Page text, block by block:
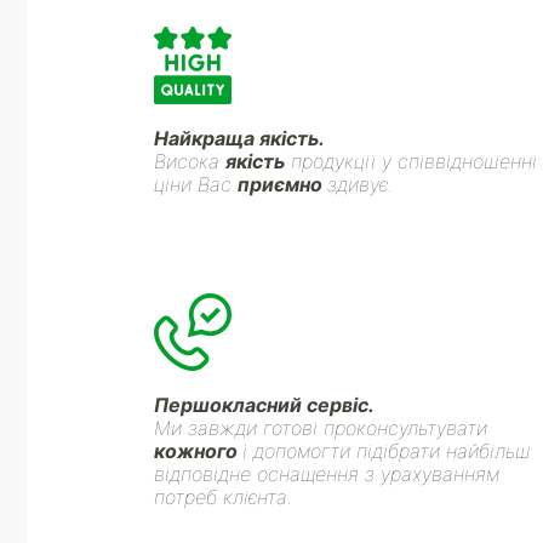
Найкраща якість.
Висока якістьпродукції у співвідношенні
ціни Вас приємно здивує.
Першокласний сервіс.
Ми завжди готові проконсультувати
кожного і допомогти підібрати найбільш
відповідне оснащення з урахуванням
потреб клієнта.